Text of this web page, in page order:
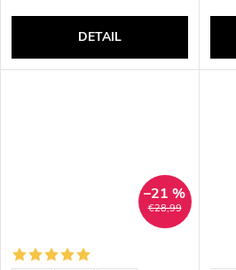
DETAIL
€28,99
–21 %